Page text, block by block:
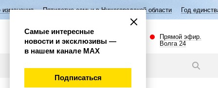
Пятилетие семьи в Нижегородской области Год единства
Прямой эфир.
Волга 24
Самые интересные
новости и эксклюзивы —
в нашем канале МАХ
Подписаться